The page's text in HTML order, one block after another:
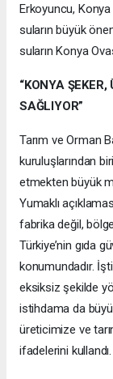
Erkoyuncu, Konya
suların büyük
suların Konya
“KONYA
SAĞLIYOR”
Tarım ve Orman
kuruluşlarından
etmekten büyük
Yumaklı
fabrika değil,
Türkiye’nin gıda
konumundadır.
eksiksiz şekilde
istihdama da
üreticimize ve
ifadelerini kullandı.